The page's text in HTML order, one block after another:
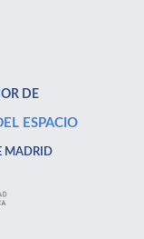
DE
ESPACIO
MADRID